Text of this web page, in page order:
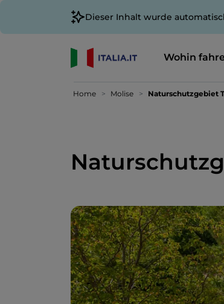
Dieser Inhalt wurde
Wohin
Home Molise Naturschutzgebiet